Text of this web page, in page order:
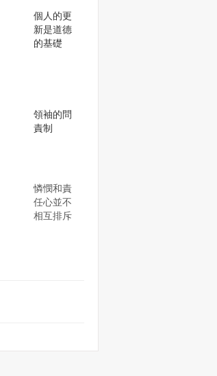
個人的更
新是道德
的基礎
領袖的問
責制
憐憫和責
任心並不
相互排斥